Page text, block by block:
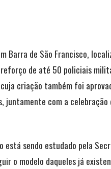
Barra de São Francisco,
de até 50 policiais
cuja criação também foi
juntamente com a
está sendo estudado pela
o modelo daqueles já